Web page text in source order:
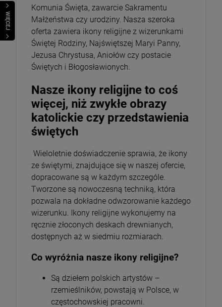
WIĘCEJ
Komunia Święta, zawarcie Sakramentu
Małżeństwa czy urodziny. Nasza szeroka
oferta zawiera ikony religijne z wizerunkami
Świętej Rodziny, Najświętszej Maryi Panny,
Jezusa Chrystusa, Aniołów czy postacie
Świętych i Błogosławionych.
Nasze ikony religijne to coś
więcej, niż zwykłe obrazy
katolickie czy przedstawienia
świętych
Wieloletnie doświadczenie sprawia, że ikony
ze świętymi, znajdujące się w naszej ofercie,
dopracowane są w każdym szczególe.
Tworzone są nowoczesną techniką, która
pozwala na dokładne odwzorowanie każdego
wizerunku. Ikony religijne wykonujemy na
ręcznie złoconych deskach drewnianych,
dostępnych aż w siedmiu rozmiarach.
Co wyróżnia nasze ikony religijne?
Są dziełem polskich artystów –
rzemieślników, powstają w Polsce, w
częstochowskiej pracowni.